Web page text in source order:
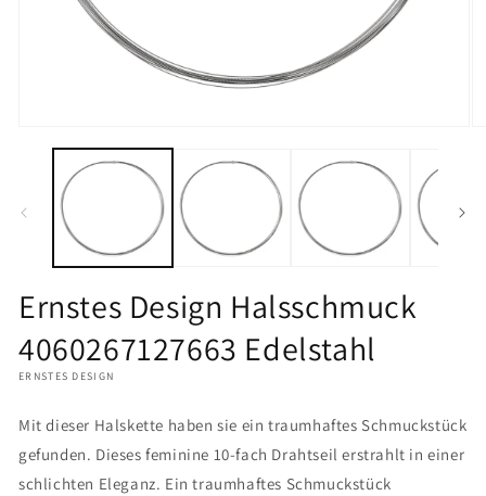
Ernstes Design Halsschmuck
4060267127663 Edelstahl
ERNSTES DESIGN
Mit dieser Halskette haben sie ein traumhaftes Schmuckstück
gefunden. Dieses feminine 10-fach Drahtseil erstrahlt in einer
schlichten Eleganz. Ein traumhaftes Schmuckstück